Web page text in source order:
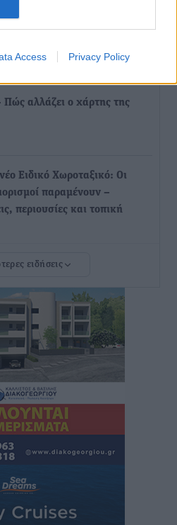
Access Privacy Policy
«Σε τρία χρόνια θα είμαστε
της χώρας» Δημοπρατείται
αλλάζει ο χάρτης της
Ειδικό Χωροταξικό: Οι
παραμένουν –
περιουσίες και τοπική
εφησυχασμού
ανοίγει ξανά το
μουσείο από τη Λέσχη
τουρίστες – Πάνω από 1 εκατ.
ημερομηνίες των
ειδήσεις